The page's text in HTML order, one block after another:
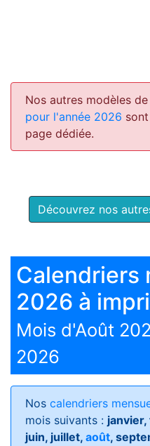
Nos autres modèles de
pour l'année 2026
page dédiée.
Découvrez nos
Calendriers
2026 à
Mois d'Août
2026
Nos calendriers
mois suivants :
juin, juillet, août,